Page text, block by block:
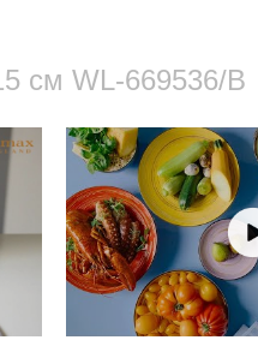
см WL‑669536/B